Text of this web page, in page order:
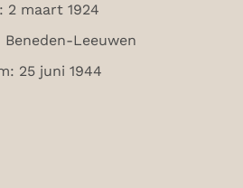
2 maart 1924
Leeuwen
25 juni 1944